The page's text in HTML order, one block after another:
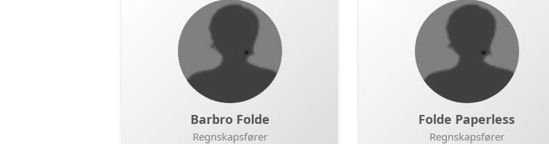
LISTE
Barbro Folde
Regnskapsfører
Folde Paperless
Regnskapsfører